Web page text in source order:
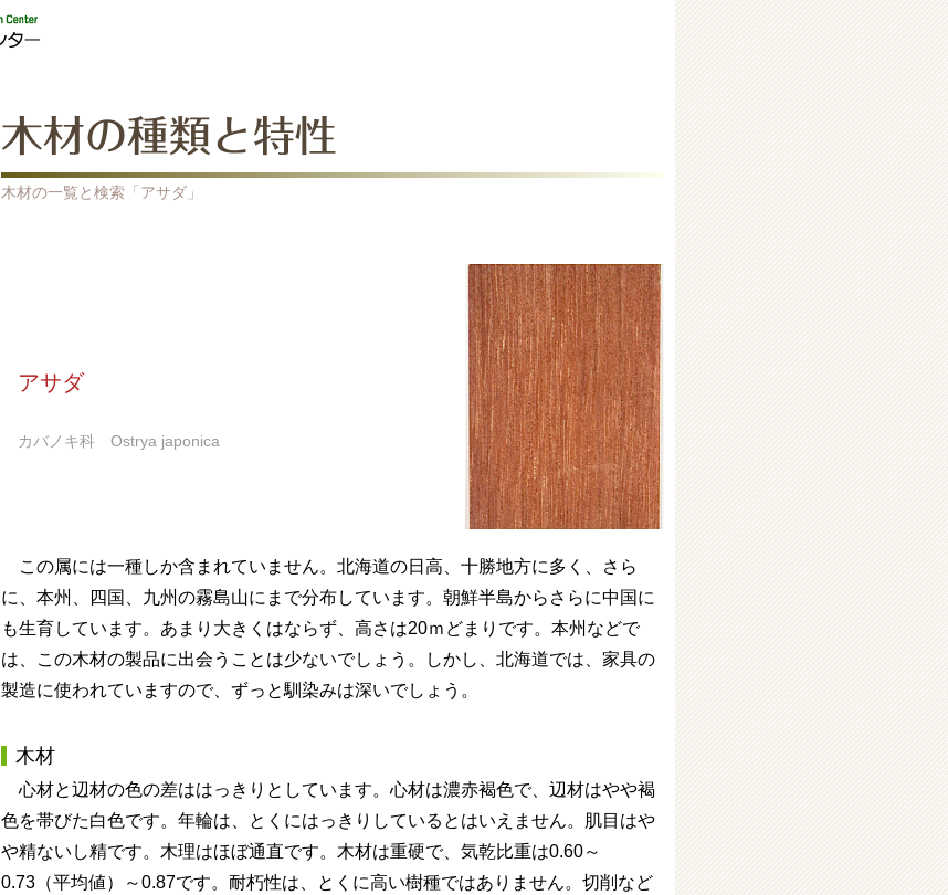
木材の種類と特性
木材の一覧と検索「アサダ」
アサダ
カバノキ科 Ostrya japonica
この属には一種しか含まれていません。北海道の日高、十勝地方に多く、さら
に、本州、四国、九州の霧島山にまで分布しています。朝鮮半島からさらに中国に
も生育しています。あまり大きくはならず、高さは20ｍどまりです。本州などで
は、この木材の製品に出会うことは少ないでしょう。しかし、北海道では、家具の
製造に使われていますので、ずっと馴染みは深いでしょう。
木材
心材と辺材の色の差ははっきりとしています。心材は濃赤褐色で、辺材はやや褐
色を帯びた白色です。年輪は、とくにはっきりしているとはいえません。肌目はや
や精ないし精です。木理はほぼ通直です。木材は重硬で、気乾比重は0.60～
0.73（平均値）～0.87です。耐朽性は、とくに高い樹種ではありません。切削など